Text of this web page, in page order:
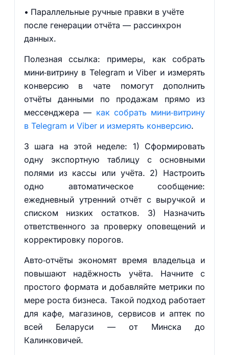
Параллельные ручные правки в учёте
после генерации отчёта — рассинхрон
данных.
Полезная ссылка: примеры, как собрать
мини‑витрину в Telegram и Viber и измерять
конверсию в чате помогут дополнить
отчёты данными по продажам прямо из
мессенджера — как собрать мини‑витрину
в Telegram и Viber и измерять конверсию.
3 шага на этой неделе: 1) Сформировать
одну экспортную таблицу с основными
полями из кассы или учёта. 2) Настроить
одно автоматическое сообщение:
ежедневный утренний отчёт с выручкой и
списком низких остатков. 3) Назначить
ответственного за проверку оповещений и
корректировку порогов.
Авто‑отчёты экономят время владельца и
повышают надёжность учёта. Начните с
простого формата и добавляйте метрики по
мере роста бизнеса. Такой подход работает
для кафе, магазинов, сервисов и аптек по
всей Беларуси — от Минска до
Калинковичей.